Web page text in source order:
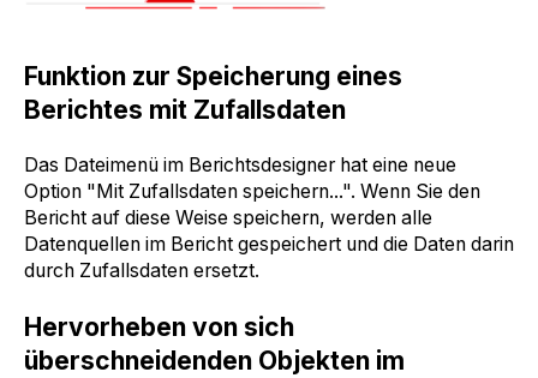
Funktion zur Speicherung eines
Berichtes mit Zufallsdaten
Das Dateimenü im Berichtsdesigner hat eine neue
Option "Mit Zufallsdaten speichern...". Wenn Sie den
Bericht auf diese Weise speichern, werden alle
Datenquellen im Bericht gespeichert und die Daten darin
durch Zufallsdaten ersetzt.
Hervorheben von sich
überschneidenden Objekten im